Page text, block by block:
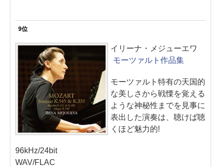
9位
イリーナ・メジューエワ
モーツァルト作品集
モーツァルト特有の天国的
な美しさから戦慄を覚える
ような神秘性までを見事に
表出した演奏は、聴けば聴
くほど魅力的!
96kHz/24bit
WAV/FLAC